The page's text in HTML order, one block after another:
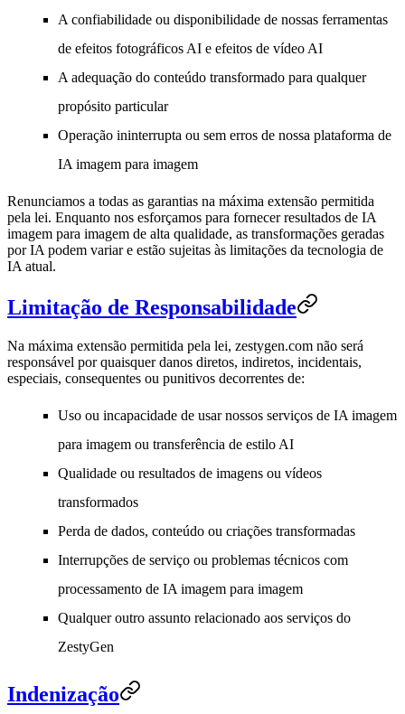
A confiabilidade ou disponibilidade de nossas ferramentas
de efeitos fotográficos AI e efeitos de vídeo AI
A adequação do conteúdo transformado para qualquer
propósito particular
Operação ininterrupta ou sem erros de nossa plataforma de
IA imagem para imagem
Renunciamos a todas as garantias na máxima extensão permitida
pela lei. Enquanto nos esforçamos para fornecer resultados de IA
imagem para imagem de alta qualidade, as transformações geradas
por IA podem variar e estão sujeitas às limitações da tecnologia de
IA atual.
Limitação de Responsabilidade
Na máxima extensão permitida pela lei, zestygen.com não será
responsável por quaisquer danos diretos, indiretos, incidentais,
especiais, consequentes ou punitivos decorrentes de:
Uso ou incapacidade de usar nossos serviços de IA imagem
para imagem ou transferência de estilo AI
Qualidade ou resultados de imagens ou vídeos
transformados
Perda de dados, conteúdo ou criações transformadas
Interrupções de serviço ou problemas técnicos com
processamento de IA imagem para imagem
Qualquer outro assunto relacionado aos serviços do
ZestyGen
Indenização